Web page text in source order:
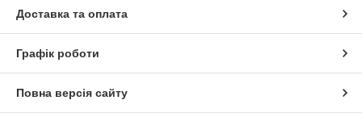
Доставка та оплата
Графік роботи
Повна версія сайту